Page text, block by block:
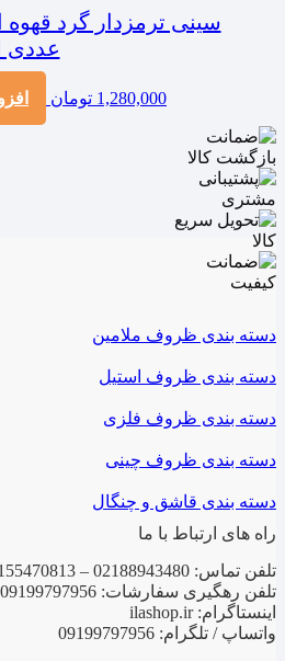
عددی
1,280,000 تومان
دسته بندی ظروف ملامین
دسته بندی ظروف استیل
دسته بندی ظروف فلزی
دسته بندی ظروف چینی
دسته بندی قاشق و چنگال
راه های ارتباط با ما
تلفن تماس: 02188943480 – 02155470813 – 02155470280
تلفن رهگیری سفارشات: 09199797956
اینستاگرام: ilashop.ir
واتساپ / تلگرام: 09199797956